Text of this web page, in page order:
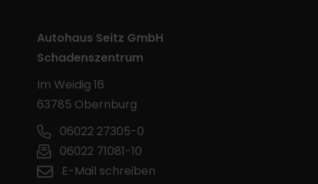
Autohaus Seitz GmbH
Schadenszentrum
Im Weidig 16
63785 Obernburg
06022 27305-0
06022 71081-10
E-Mail schreiben